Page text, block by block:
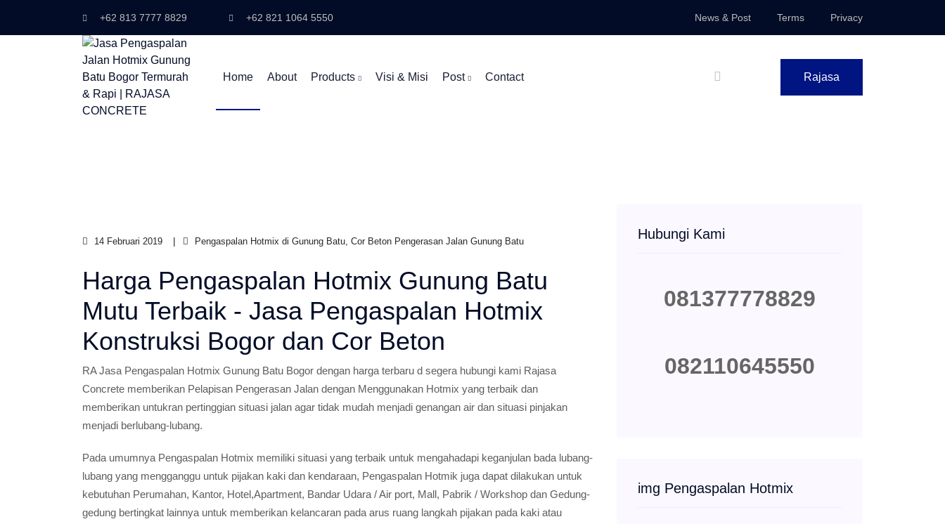
+62 813 7777 8829 +62 821 1064 5550 News & Post Terms Privacy
Home About Products Visi & Misi Post Contact Rajasa
14 Februari 2019 Pengaspalan Hotmix di Gunung Batu, Cor Beton Pengerasan Jalan Gunung Batu
Harga Pengaspalan Hotmix Gunung Batu
Mutu Terbaik - Jasa Pengaspalan Hotmix
Konstruksi Bogor dan Cor Beton
RA Jasa Pengaspalan Hotmix Gunung Batu Bogor dengan harga terbaru d segera hubungi kami Rajasa
Concrete memberikan Pelapisan Pengerasan Jalan dengan Menggunakan Hotmix yang terbaik dan
memberikan untukran pertinggian situasi jalan agar tidak mudah menjadi genangan air dan situasi pinjakan
menjadi berlubang-lubang.
Pada umumnya Pengaspalan Hotmix memiliki situasi yang terbaik untuk mengahadapi keganjulan bada lubang-
lubang yang mengganggu untuk pijakan kaki dan kendaraan, Pengaspalan Hotmik juga dapat dilakukan untuk
kebutuhan Perumahan, Kantor, Hotel,Apartment, Bandar Udara / Air port, Mall, Pabrik / Workshop dan Gedung-
gedung bertingkat lainnya untuk memberikan kelancaran pada arus ruang langkah pijakan pada kaki atau
Hubungi Kami
081377778829
082110645550
img Pengaspalan Hotmix